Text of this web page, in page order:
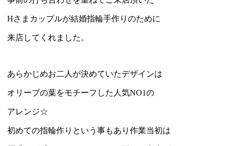
Hさまカップルが結婚指輪手作りのために
来店してくれました。
あらかじめお二人が決めていたデザインは
オリーブの葉をモチーフした人気NO1の
アレンジ☆
初めての指輪作りという事もあり作業当初は